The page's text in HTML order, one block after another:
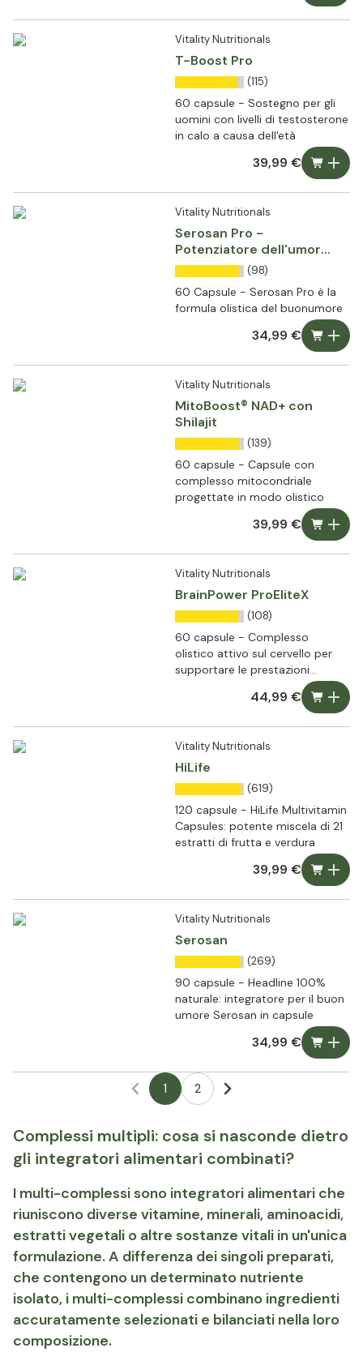
Vitality Nutritionals
T-Boost Pro
(115)
60 capsule - Sostegno per gli
uomini con livelli di testosterone
in calo a causa dell'età
39,99 €
Vitality Nutritionals
Serosan Pro -
Potenziatore dell'umore
con zafferano
(98)
60 Capsule - Serosan Pro è la
formula olistica del buonumore
34,99 €
Vitality Nutritionals
MitoBoost® NAD+ con
Shilajit
(139)
60 capsule - Capsule con
complesso mitocondriale
progettate in modo olistico
39,99 €
Vitality Nutritionals
BrainPower ProEliteX
(108)
60 capsule - Complesso
olistico attivo sul cervello per
supportare le prestazioni
44,99 €
Vitality Nutritionals
HiLife
(619)
120 capsule - HiLife Multivitamin
Capsules: potente miscela di 21
estratti di frutta e verdura
39,99 €
Vitality Nutritionals
Serosan
(269)
90 capsule - Headline 100%
naturale: integratore per il buon
umore Serosan in capsule
34,99 €
1 2
Complessi multipli: cosa si nasconde dietro
gli integratori alimentari combinati?
I multi-complessi sono integratori alimentari che
riuniscono diverse vitamine, minerali, aminoacidi,
estratti vegetali o altre sostanze vitali in un'unica
formulazione. A differenza dei singoli preparati,
che contengono un determinato nutriente
isolato, i multi-complessi combinano ingredienti
accuratamente selezionati e bilanciati nella loro
composizione.